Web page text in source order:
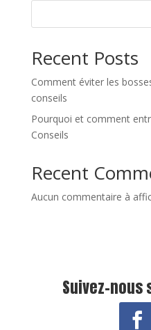
Recent Posts
Comment éviter les
conseils
Pourquoi et comment
Conseils
Recent
Aucun commentaire à
Suivez-nous